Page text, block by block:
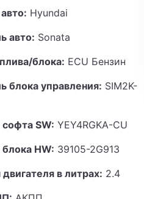
Hyundai
авто: Sonata
блока: ECU Бензин
блока управления: SIM2K-
SW: YEY4RGKA-CU
HW: 39105-2G913
в литрах: 2.4